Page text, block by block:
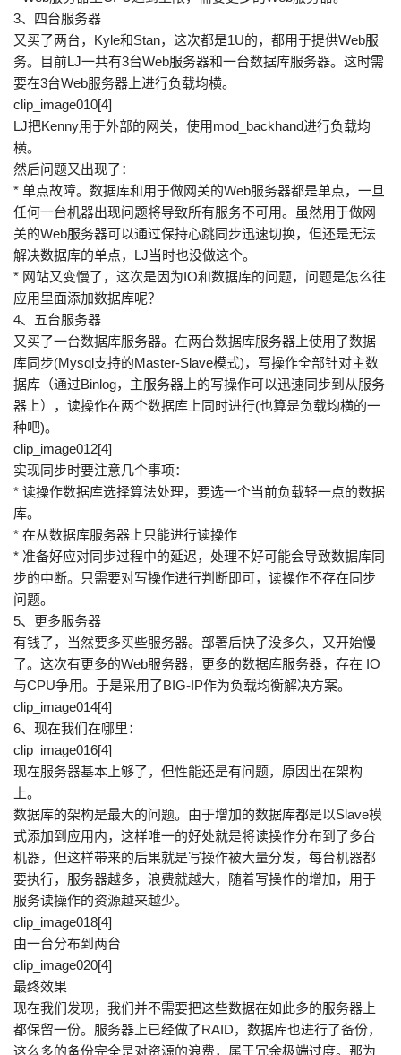
3、四台服务器
又买了两台，Kyle和Stan，这次都是1U的，都用于提供Web服
务。目前LJ一共有3台Web服务器和一台数据库服务器。这时需
要在3台Web服务器上进行负载均横。
clip_image010[4]
LJ把Kenny用于外部的网关，使用mod_backhand进行负载均
横。
然后问题又出现了：
* 单点故障。数据库和用于做网关的Web服务器都是单点，一旦
任何一台机器出现问题将导致所有服务不可用。虽然用于做网
关的Web服务器可以通过保持心跳同步迅速切换，但还是无法
解决数据库的单点，LJ当时也没做这个。
* 网站又变慢了，这次是因为IO和数据库的问题，问题是怎么往
应用里面添加数据库呢？
4、五台服务器
又买了一台数据库服务器。在两台数据库服务器上使用了数据
库同步(Mysql支持的Master-Slave模式)，写操作全部针对主数
据库（通过Binlog，主服务器上的写操作可以迅速同步到从服务
器上），读操作在两个数据库上同时进行(也算是负载均横的一
种吧)。
clip_image012[4]
实现同步时要注意几个事项：
* 读操作数据库选择算法处理，要选一个当前负载轻一点的数据
库。
* 在从数据库服务器上只能进行读操作
* 准备好应对同步过程中的延迟，处理不好可能会导致数据库同
步的中断。只需要对写操作进行判断即可，读操作不存在同步
问题。
5、更多服务器
有钱了，当然要多买些服务器。部署后快了没多久，又开始慢
了。这次有更多的Web服务器，更多的数据库服务器，存在 IO
与CPU争用。于是采用了BIG-IP作为负载均衡解决方案。
clip_image014[4]
6、现在我们在哪里：
clip_image016[4]
现在服务器基本上够了，但性能还是有问题，原因出在架构
上。
数据库的架构是最大的问题。由于增加的数据库都是以Slave模
式添加到应用内，这样唯一的好处就是将读操作分布到了多台
机器，但这样带来的后果就是写操作被大量分发，每台机器都
要执行，服务器越多，浪费就越大，随着写操作的增加，用于
服务读操作的资源越来越少。
clip_image018[4]
由一台分布到两台
clip_image020[4]
最终效果
现在我们发现，我们并不需要把这些数据在如此多的服务器上
都保留一份。服务器上已经做了RAID，数据库也进行了备份，
这么多的备份完全是对资源的浪费，属于冗余极端过度。那为